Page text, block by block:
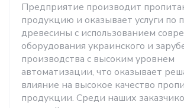
Предприятие производит
продукцию и оказывает услуги по
древесины с использованием
оборудования украинского и
производства с высоким уровнем
автоматизации, что оказывает
влияние на высокое качество
продукции. Среди наших